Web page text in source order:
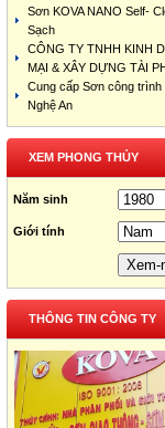
Sơn KOVA NANO Self-
Sạch
CÔNG TY TNHH KINH
MẠI & XÂY DỰNG TÀI
Cung cấp Sơn công
Nghệ An
XEM PHONG THỦY
Năm sinh
Giới tính
THÔNG TIN CÔNG TY